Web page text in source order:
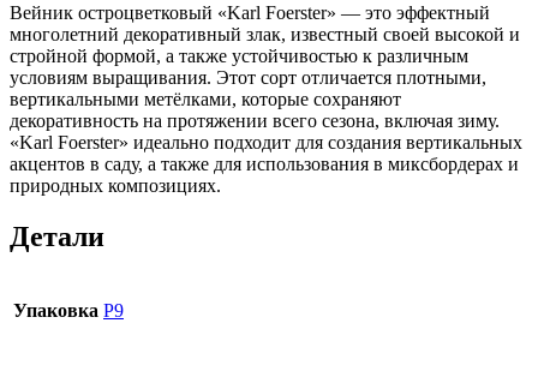
Вейник остроцветковый «Karl Foerster» — это эффектный
многолетний декоративный злак, известный своей высокой и
стройной формой, а также устойчивостью к различным
условиям выращивания. Этот сорт отличается плотными,
вертикальными метёлками, которые сохраняют
декоративность на протяжении всего сезона, включая зиму.
«Karl Foerster» идеально подходит для создания вертикальных
акцентов в саду, а также для использования в миксбордерах и
природных композициях.
Детали
Упаковка Р9